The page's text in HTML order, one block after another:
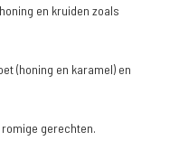
en kruiden zoals
(honing en karamel) en
gerechten.